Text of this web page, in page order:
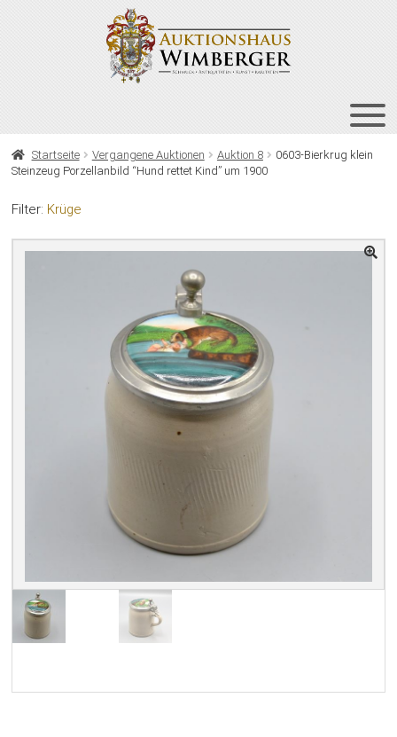
HOME
NEWSLETTER
Startseite Vergangene Auktionen Auktion 8
0603-Bierkrug klein
Steinzeug Porzellanbild “Hund rettet Kind” um 1900
Filter: Krüge